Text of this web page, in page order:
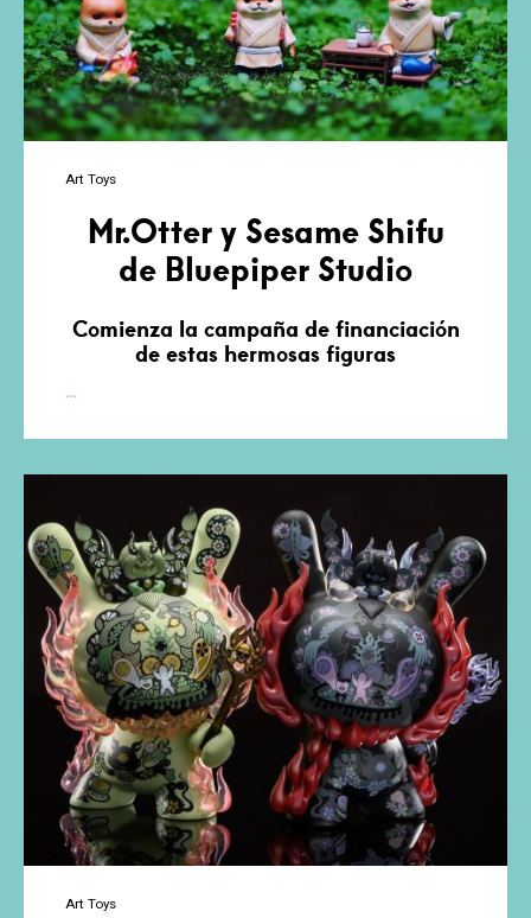
Art Toys
Mr.Otter y Sesame Shifu
de Bluepiper Studio
Comienza la campaña de financiación
de estas hermosas figuras
…
Sesame
Shifu
Bluepiper
Studio
Art Toys